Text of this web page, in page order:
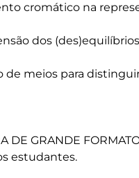
cromático na
dos (des)equilíbrios
de meios para
DE GRANDE
estudantes.